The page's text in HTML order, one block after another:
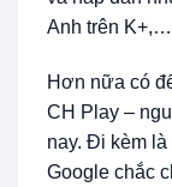
Anh trên K+,…
Hơn nữa có
CH Play –
nay. Đi kèm
Google chắc